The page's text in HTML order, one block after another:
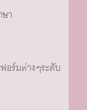
า
อร์มต่างๆระดับ